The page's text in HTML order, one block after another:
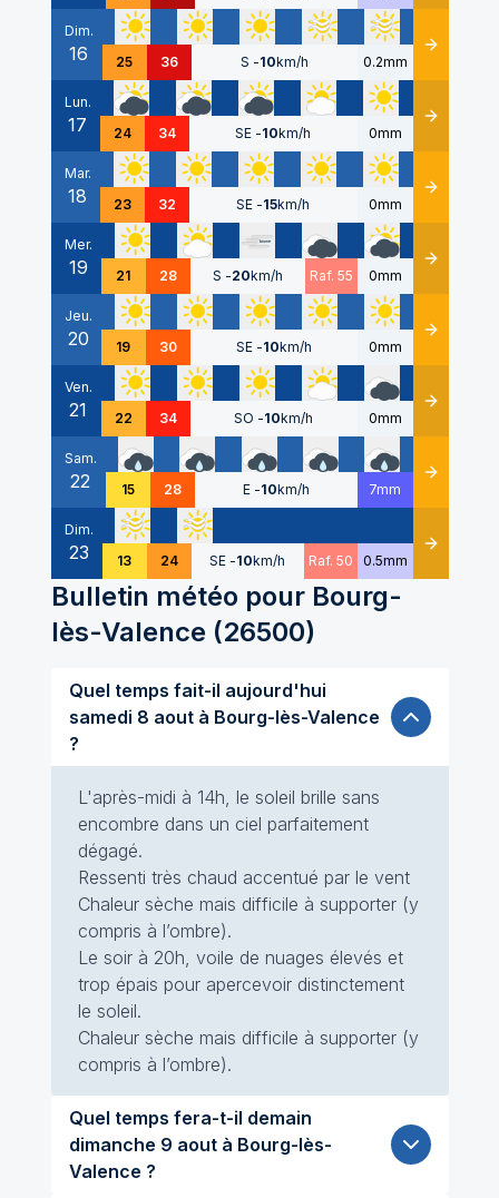
Dim.
16 25 36 S -10km/h 0.2mm Détails
Lun.
17 24 34 SE -10km/h 0mm Détails
Mar.
18 23 32 SE -15km/h 0mm Détails
Mer.
19 21 28 S -20km/h Raf. 55 0mm Détails
Jeu.
20 19 30 SE -10km/h 0mm Détails
Ven.
21 22 34 SO -10km/h 0mm Détails
Sam.
22 15 28 E -10km/h 7mm Détails
Dim.
23 13 24 SE -10km/h Raf. 50 0.5mm Détails
Bulletin météo pour Bourg-
lès-Valence (26500)
Quel temps fait-il aujourd'hui
samedi 8 aout à Bourg-lès-Valence
?
L'après-midi à 14h, le soleil brille sans
encombre dans un ciel parfaitement
dégagé.
Ressenti très chaud accentué par le vent
Chaleur sèche mais difficile à supporter (y
compris à l’ombre).
Le soir à 20h, voile de nuages élevés et
trop épais pour apercevoir distinctement
le soleil.
Chaleur sèche mais difficile à supporter (y
compris à l’ombre).
Quel temps fera-t-il demain
dimanche 9 aout à Bourg-lès-
Valence ?